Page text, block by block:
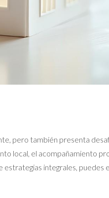
pero también presenta
local, el acompañamiento
integrales,